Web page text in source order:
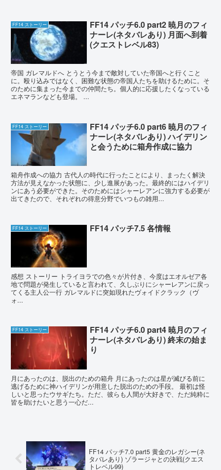
FF14 ストーリー
FF14 パッチ6.0 part2 暁月のフィ
ナーレ(ネタバレあり) 月面へ到着
(クエストレベル83)
帝国 ガレマルドへ とうとう今まで敵対していた帝国へと行くこと
に。殴り込みではなく、困難な状態の帝国人たちを助けるために。そ
のために集まった今までの仲間たち。個人的に応援したくなっている
エネマランなども登場。 ...
FF14 ストーリー
FF14 パッチ6.0 part6 暁月のフィ
ナーレ(ネタバレあり) ハイデリン
と会うために箱舟作成に協力
箱舟作成への協力 古代人の時代に行ったことにより、まったく解決
方法が見えなかった状態に、少し進展があった。最終的にはハイデリ
ンにあう必要ができた。そのためにはシャーレアンに強力する必要が
出てきたので、それぞれの得意分野でいつもの雑用...
FF14 ストーリー FF14 パッチ7.5 各情報
感想 ストーリー トライヨラでの色々が片付き、今度はエオルゼア各
地で問題が発生していると言われて、久しぶりにシャーレアンに戻っ
てくる主人公一行 ガレマルドに突如現れたヴォイドクラック（ヴ
ォ...
FF14 ストーリー
FF14 パッチ6.0 part4 暁月のフィ
ナーレ(ネタバレあり) 終末の始ま
り
月にあったのは、脱出のための箱舟 月にあったのは星が滅びる前に
逃げるために神ハイデリンが用意した脱出のための手段。 最初は怪
しいと思ったウサギたち。ただ、彼らも人間が大好きで、ただ純粋に
皆を助けたいと思う一心だ...
FF14 パッチ7.0 part5 黄金のレガシー(ネ
タバレあり) ゾラージャとの決戦(クエス
トレベル99)